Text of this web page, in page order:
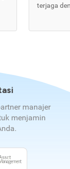
terjaga
manajer
menjamin